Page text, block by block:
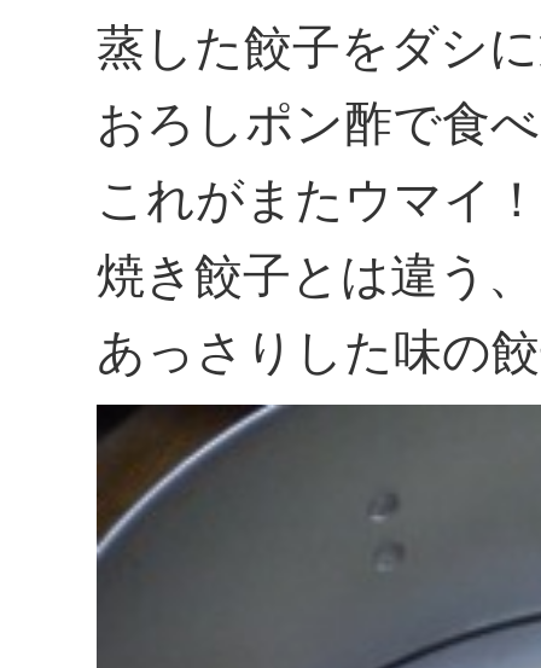
蒸した餃子をダシ
おろしポン酢で食
これがまたウマイ！
焼き餃子とは違う、
あっさりした味の